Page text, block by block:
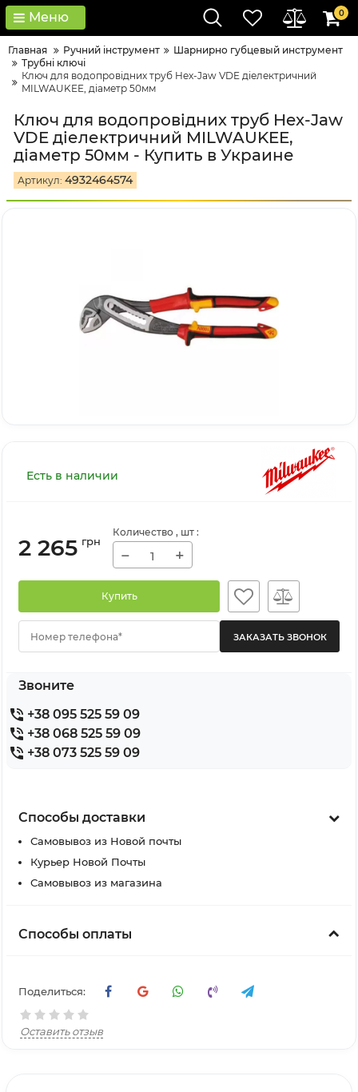
Меню 0
Главная Ручний інструмент
Шарнирно губцевый инструмент
Трубні ключі
Ключ для водопровідних труб Hex-Jaw VDE діелектричний
MILWAUKEE, діаметр 50мм
Ключ для водопровідних труб Hex-Jaw
VDE діелектричний MILWAUKEE,
діаметр 50мм - Купить в Украине
Артикул: 4932464574
Есть в наличии
2 265 грн
Количество , шт :
− +
Купить
Номер телефона*
Звоните
+38 095 525 59 09
+38 068 525 59 09
+38 073 525 59 09
Способы доставки
Самовывоз из Новой почты
Курьер Новой Почты
Самовывоз из магазина
Способы оплаты
Поделиться:
Оставить отзыв